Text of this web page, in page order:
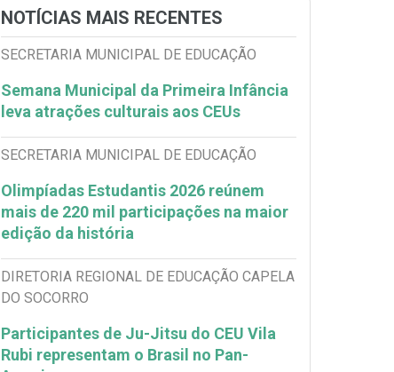
NOTÍCIAS MAIS RECENTES
SECRETARIA MUNICIPAL DE EDUCAÇÃO
Semana Municipal da Primeira Infância
leva atrações culturais aos CEUs
SECRETARIA MUNICIPAL DE EDUCAÇÃO
Olimpíadas Estudantis 2026 reúnem
mais de 220 mil participações na maior
edição da história
DIRETORIA REGIONAL DE EDUCAÇÃO CAPELA
DO SOCORRO
Participantes de Ju-Jitsu do CEU Vila
Rubi representam o Brasil no Pan-